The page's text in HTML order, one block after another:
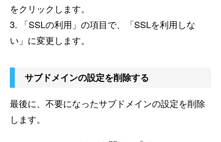
をクリックします。
3. 「SSLの利用」の項目で、「SSLを利用しな
い」に変更します。
サブドメインの設定を削除する
最後に、不要になったサブドメインの設定を削除
します。